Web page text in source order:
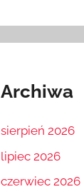
Archiwa
sierpień 2026
lipiec 2026
czerwiec 2026